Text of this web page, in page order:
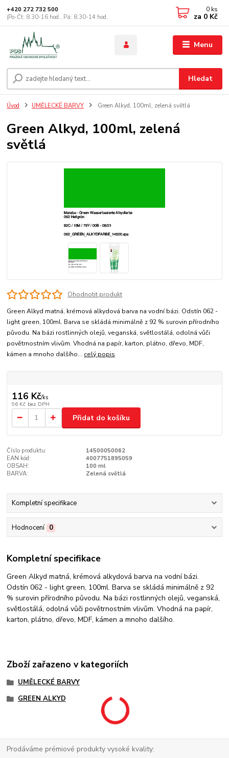
Menu
Hledat
+420 272 732 500
(Po-Čt: 8.30-16 hod., Pá: 8.30-14 hod.
0 ks
za 0 Kč
Úvod UMĚLECKÉ BARVY Green Alkyd, 100ml, zelená světlá
Green Alkyd, 100ml, zelená
světlá
Ohodnotit produkt
Green Alkyd matná, krémová alkydová barva na vodní bázi. Odstín 062 -
light green, 100ml. Barva se skládá minimálně z 92 % surovin přírodního
původu. Na bázi rostlinných olejů, veganská, světlostálá, odolná vůči
povětrnostním vlivům. Vhodná na papír, karton, plátno, dřevo, MDF,
kámen a mnoho dalšího... celý popis
116 Kč/ks
96 Kč bez DPH
Přidat do košíku
Číslo produktu:
14500050062
EAN kód:
4007751895059
OBSAH:
100 ml
BARVA:
Zelená světlá
Kompletní specifikace
Hodnocení 0
Kompletní specifikace
Green Alkyd matná, krémová alkydová barva na vodní bázi.
Odstín 062 - light green, 100ml. Barva se skládá minimálně z 92
% surovin přírodního původu. Na bázi rostlinných olejů, veganská,
světlostálá, odolná vůči povětrnostním vlivům. Vhodná na papír,
karton, plátno, dřevo, MDF, kámen a mnoho dalšího.
Zboží zařazeno v kategoriích
UMĚLECKÉ BARVY
GREEN ALKYD
Prodáváme prémiové produkty vysoké kvality: